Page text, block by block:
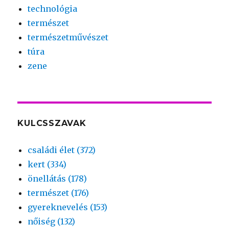
technológia
természet
természetművészet
túra
zene
KULCSSZAVAK
családi élet (372)
kert (334)
önellátás (178)
természet (176)
gyereknevelés (153)
nőiség (132)